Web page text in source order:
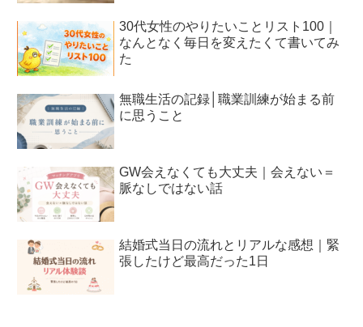
30代女性のやりたいことリスト100｜
なんとなく毎日を変えたくて書いてみ
た
無職生活の記録│職業訓練が始まる前
に思うこと
GW会えなくても大丈夫｜会えない＝
脈なしではない話
結婚式当日の流れとリアルな感想｜緊
張したけど最高だった1日